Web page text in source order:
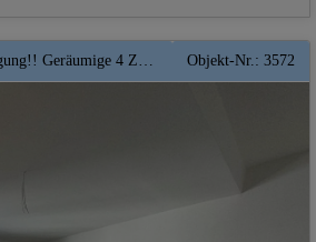
Schwandorf: Vorankündigung!! Geräumige 4 ZKB Wohnung mit Terrasse** Top** KfW-Förderfähig * QNG Objekt-Nr.: 3572